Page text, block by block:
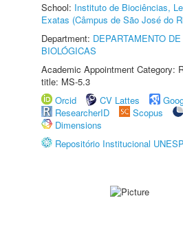
School: Instituto de Biociências,
Exatas (Câmpus de São José do
Department: DEPARTAMENTO
BIOLÓGICAS
Academic Appointment Category:
title: MS-5.3
Orcid
CV Lattes
ResearcherID
Scopus
Dimensions
Repositório Institucional UNESP